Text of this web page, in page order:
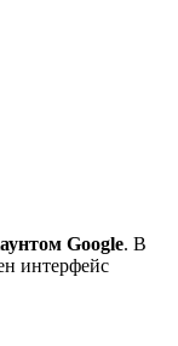
Google. В
интерфейс